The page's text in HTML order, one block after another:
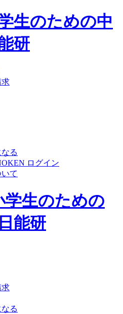
生のための中
研
求
る
ログイン
て
求
る